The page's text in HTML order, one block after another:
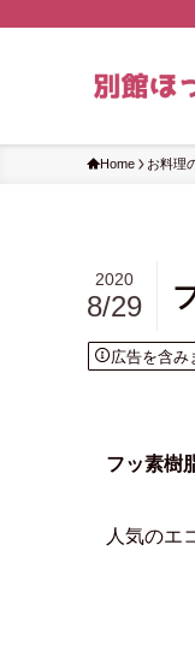
Home お料理
2020
8/29
広告を含み
フッ素樹
人気のエ